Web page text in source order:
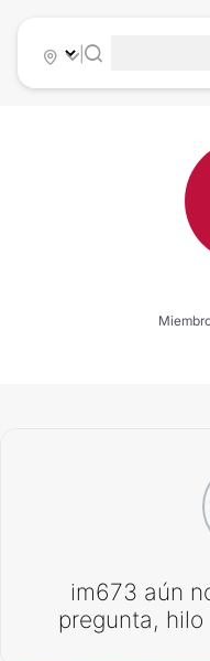
|
im673 aún
pregunta,